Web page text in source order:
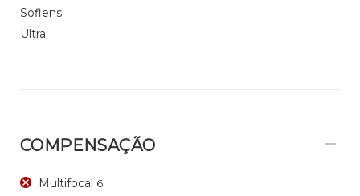
Soflens 1
Ultra 1
COMPENSAÇÃO
Multifocal 6